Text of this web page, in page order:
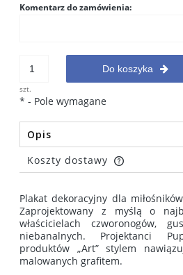
Komentarz do zamówienia:
szt.
Do koszyka
* - Pole wymagane
Opis
Koszty dostawy
Cena nie zawiera
Plakat dekoracyjny dla
Zaprojektowany z myślą o
właścicielach czworonogów,
niebanalnych. Projektanci
produktów „Art” stylem
malowanych grafitem.